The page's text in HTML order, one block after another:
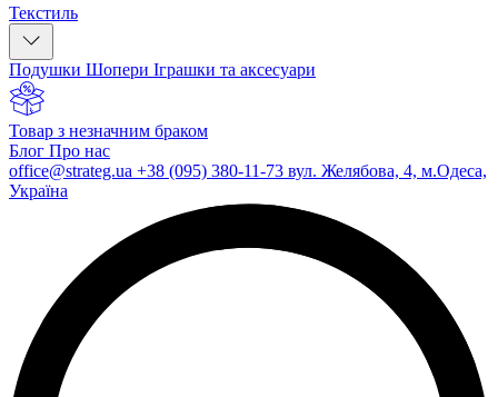
Текстиль
Подушки Шопери Іграшки та аксесуари
Товар з незначним браком
Блог Про нас
office@strateg.ua +38 (095) 380-11-73 вул. Желябова, 4, м.Одеса,
Україна